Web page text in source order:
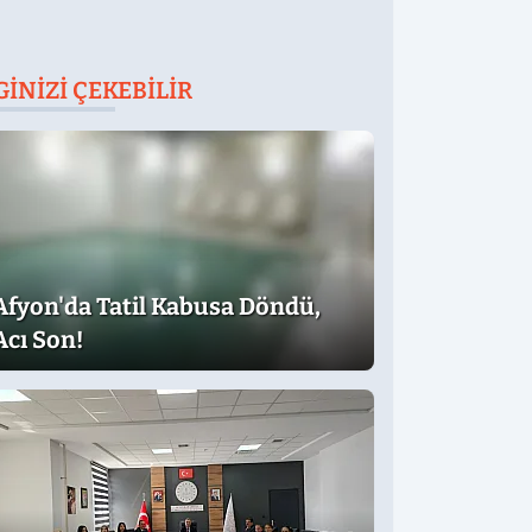
ÇEKEBILIR
Tatil Kabusa Döndü,
Son!